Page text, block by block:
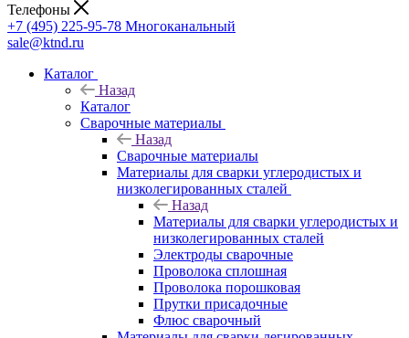
Телефоны
+7 (495) 225-95-78 Многоканальный
sale@ktnd.ru
Каталог
Назад
Каталог
Сварочные материалы
Назад
Сварочные материалы
Материалы для сварки углеродистых и
низколегированных сталей
Назад
Материалы для сварки углеродистых и
низколегированных сталей
Электроды сварочные
Проволока сплошная
Проволока порошковая
Прутки присадочные
Флюс сварочный